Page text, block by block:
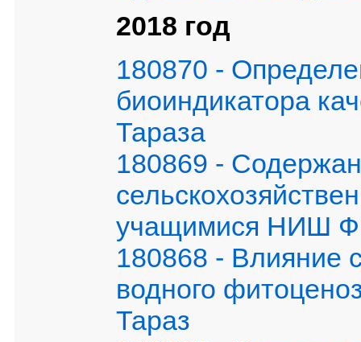
2018 год
180870 -
биоиндикатора
Тараза
180869 -
учащимися НИШ
180868 - Влияние
водного
Тараз